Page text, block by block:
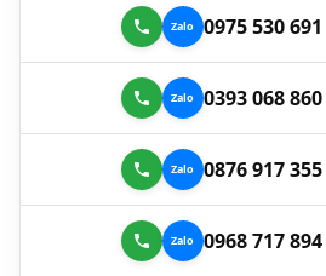
0975 530 691
0393 068 860
0876 917 355
0968 717 894